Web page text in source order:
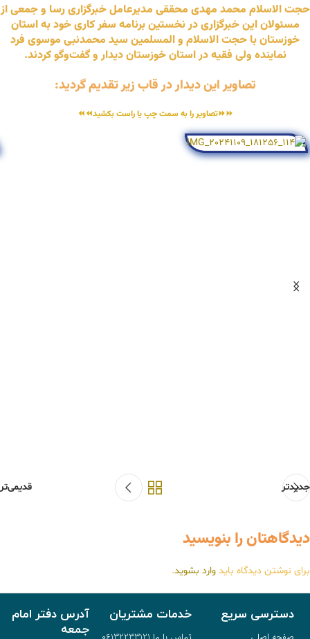
حجت الاسلام محمد مهدی محققی مدیرعامل خبرگزاری رسا و جمعی از
مسئولان این خبرگزاری در نخستین برنامه سفر کاری خود به استان
خوزستان با حجت الاسلام و المسلمین سید محمدنبی موسوی فرد
نماینده ولی فقیه در استان خوزستان دیدار و گفت‌وگو کردند.
تصاویر این دیدار در قاب زیر تقدیم گردید:
⏩⏩تصاویر را به سمت چپ یا راست بکشید⏪⏪
جدیدتر قدیمی‌تر
دیدگاهتان را بنویسید
برای نوشتن دیدگاه باید وارد بشوید.
دسترسی سریع خدمات مشتریان
آدرس دفتر امام
جمعه